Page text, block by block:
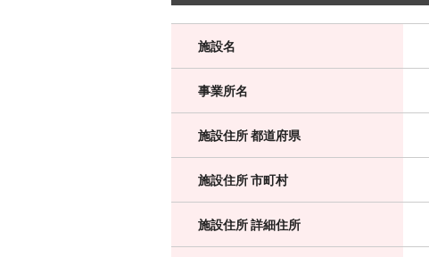
施設名
事業所名
施設住所 都道府県
施設住所 市町村
施設住所 詳細住所